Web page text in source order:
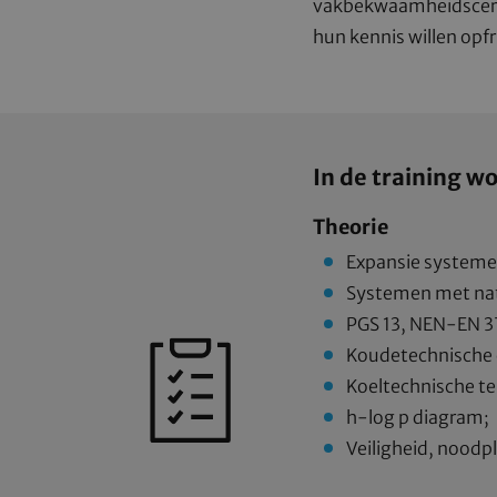
hun kennis willen
In de training
Theorie
Expansie
Systemen met
PGS 13, NEN-EN
Koeltechnische
h-log p diagram;
Veiligheid,